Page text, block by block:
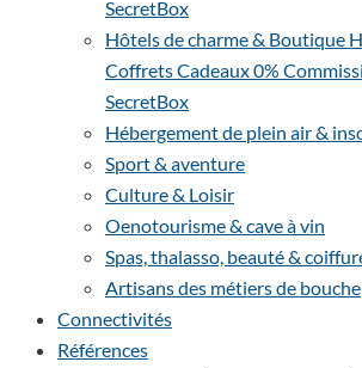
SecretBox
Hôtels de charme & Boutique
Coffrets Cadeaux 0%
SecretBox
Hébergement de plein air &
Sport & aventure
Culture & Loisir
Oenotourisme & cave à vin
Spas, thalasso, beauté &
Artisans des métiers de bouche
Connectivités
Références